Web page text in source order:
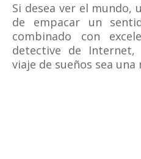
Si desea ver el mundo,
de empacar un
combinado con
detective de
viaje de sueños sea una